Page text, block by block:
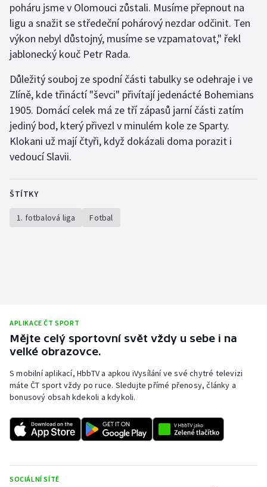
Krasobruslení
Lezení
Moderní pětiboj
Motorsport
Olympijské hry
Rychlostní kanoistika
Short track
Sportovní střelba
Triatlon
Veslování
poháru jsme v Olomouci zůstali. Musíme přepnout na
ligu a snažit se středeční pohárový nezdar odčinit. Ten
výkon nebyl důstojný, musíme se vzpamatovat," řekl
jablonecký kouč Petr Rada.
Důležitý souboj ze spodní části tabulky se odehraje i ve
Zlíně, kde třináctí "ševci" přivítají jedenácté Bohemians
1905. Domácí celek má ze tří zápasů jarní části zatím
jediný bod, který přivezl v minulém kole ze Sparty.
Klokani už mají čtyři, když dokázali doma porazit i
vedoucí Slavii.
ŠTÍTKY
1. fotbalová liga Fotbal
APLIKACE ČT SPORT
Mějte celý sportovní svět vždy u sebe i na
velké obrazovce.
S mobilní aplikací, HbbTV a apkou iVysílání ve své chytré televizi
máte ČT sport vždy po ruce. Sledujte přímé přenosy, články a
bonusový obsah kdekoli a kdykoli.
SOCIÁLNÍ SÍTĚ